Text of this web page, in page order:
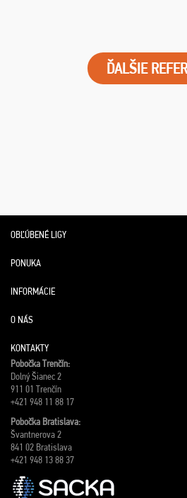
ĎALŠIE
OBĽÚBENÉ LIGY
PONUKA
INFORMÁCIE
O NÁS
KONTAKTY
Pobočka Trenčín:
Dolný Šianec 2
911 01 Trenčín
+421 948 11 88 17
Pobočka Bratislava:
Švantnerova 2
841 02 Bratislava
+421 948 13 88 37